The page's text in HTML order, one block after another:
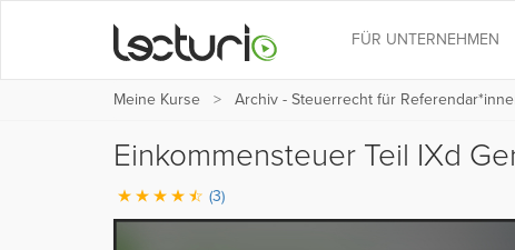
FÜR UNTERNEHMEN
Meine Kurse Archiv - Steuerrecht für
Einkommensteuer Teil IXd
(3)